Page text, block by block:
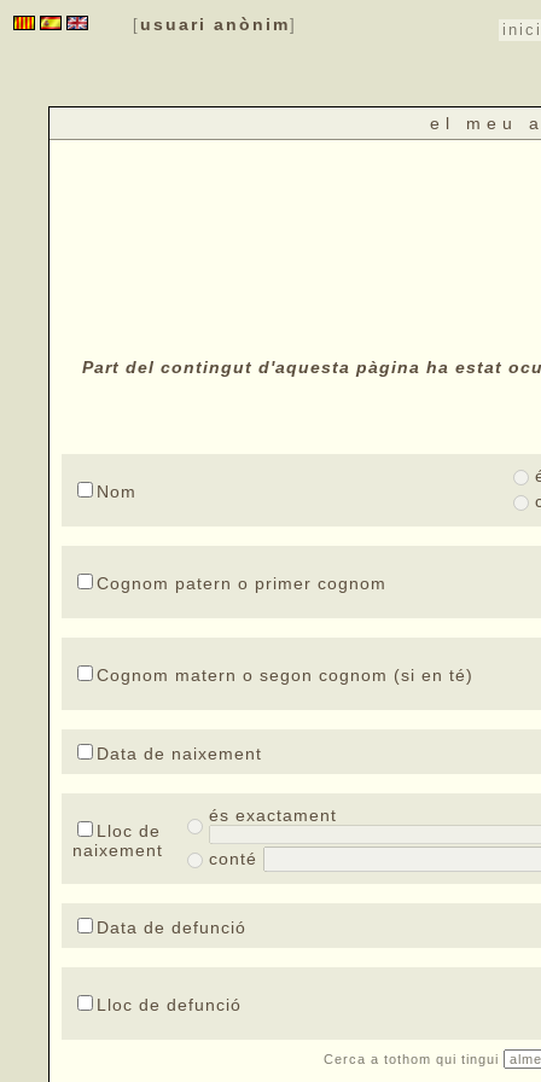
[ usuari anònim] inici
el meu
Part del contingut d'aquesta pàgina ha estat
Nom
Cognom patern o primer cognom
Cognom matern o segon cognom (si en té)
Data de naixement
Lloc de
naixement
és exactament
conté
Data de defunció
Lloc de defunció
Cerca a tothom qui tingui